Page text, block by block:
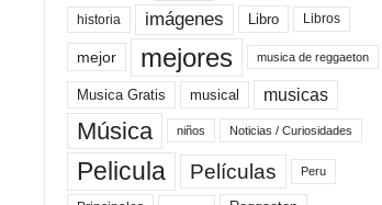
historia imágenes Libro Libros
mejor mejores musica de reggaeton
Musica Gratis musical musicas
Música niños Noticias / Curiosidades
Pelicula Películas Peru